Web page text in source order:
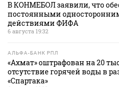
В КОНМЕБОЛ заявили, что
постоянными
действиями ФИФА
6 августа 19:32
АЛЬФА-БАНК РПЛ
«Ахмат» оштрафован на 20
отсутствие горячей воды в
«Спартака»